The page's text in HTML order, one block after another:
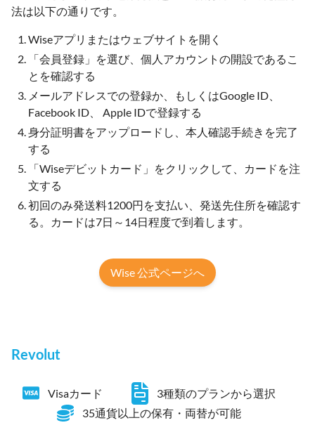
法は以下の通りです。
Wiseアプリまたはウェブサイトを開く
「会員登録」を選び、個人アカウントの開設であるこ
とを確認する
メールアドレスでの登録か、もしくはGoogle ID、
Facebook ID、 Apple IDで登録する
身分証明書をアップロードし、本人確認手続きを完了
する
「Wiseデビットカード」をクリックして、カードを注
文する
初回のみ発送料1200円を支払い、発送先住所を確認す
る。カードは7日～14日程度で到着します。
Wise 公式ページへ
Revolut
Visaカード
3種類のプランから選択
35通貨以上の保有・両替が可能